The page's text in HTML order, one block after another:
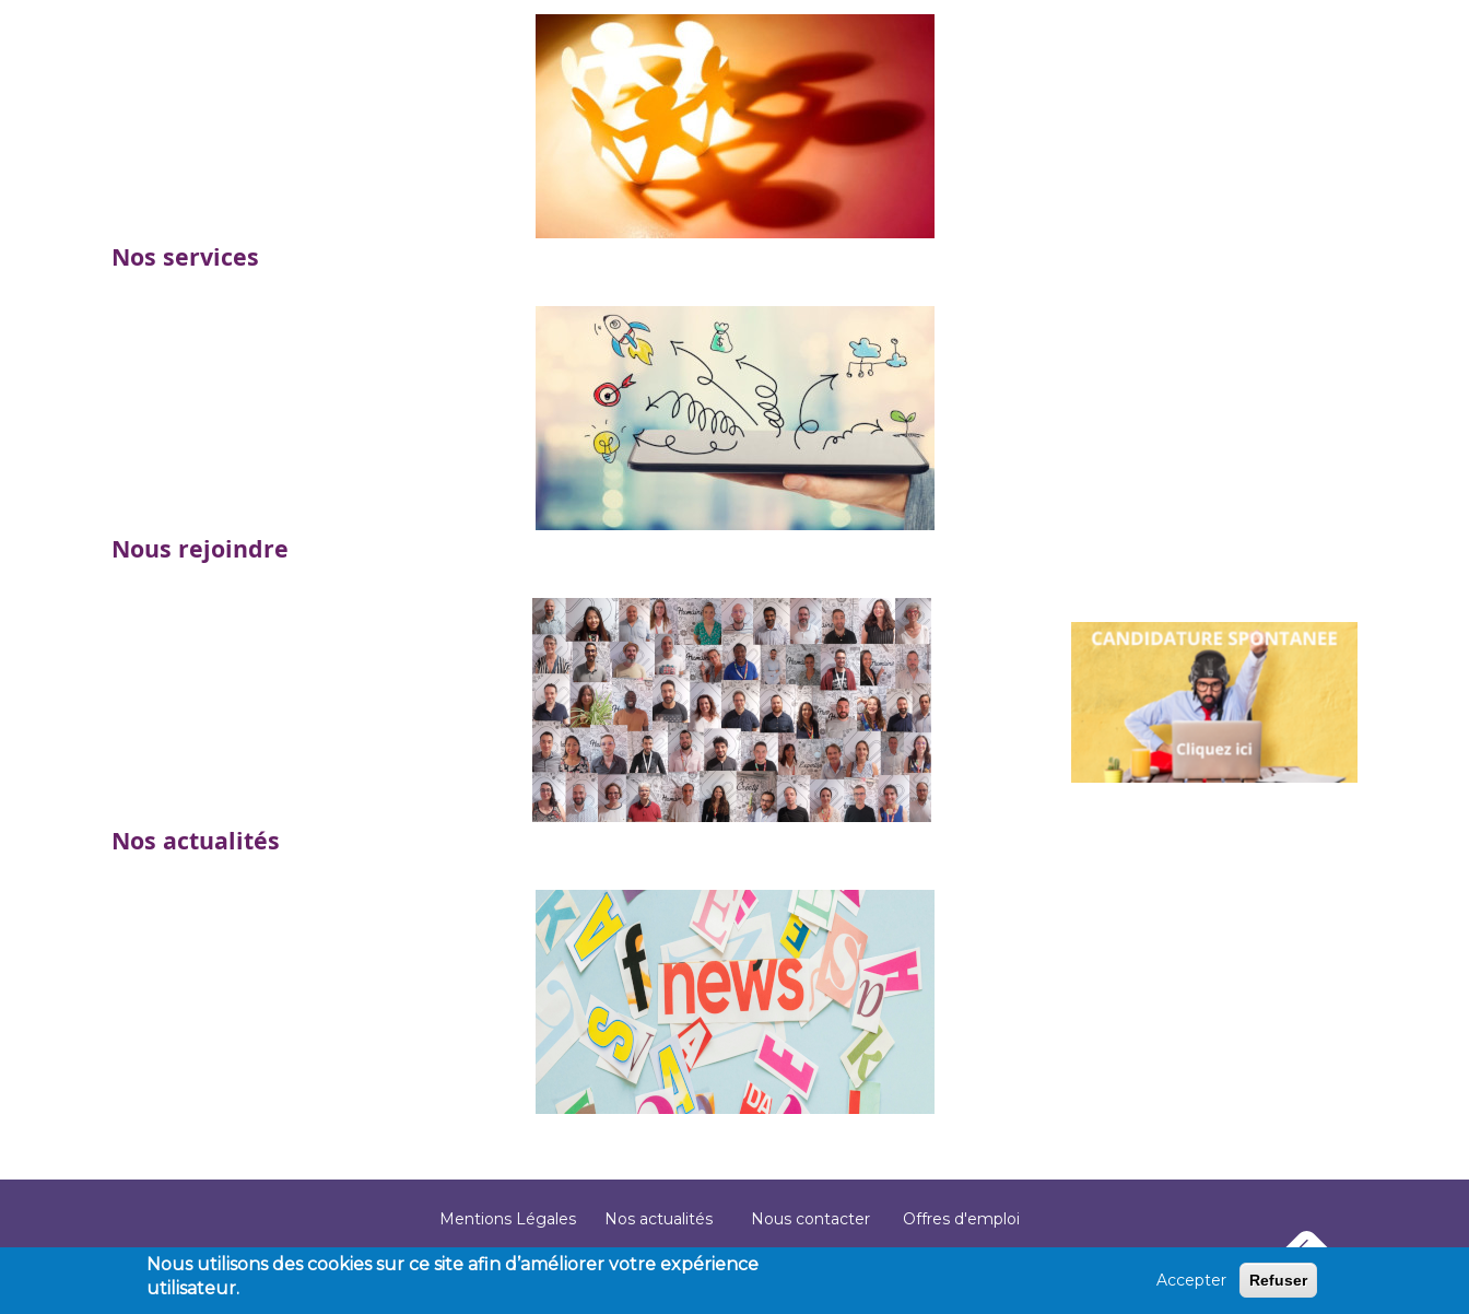
Nos services
Nous rejoindre
Nos actualités
Footer
Mentions Légales Nos actualités Nous contacter Offres d'emploi
Nous utilisons des cookies sur ce site afin d’améliorer votre expérience
utilisateur.
Accepter Refuser